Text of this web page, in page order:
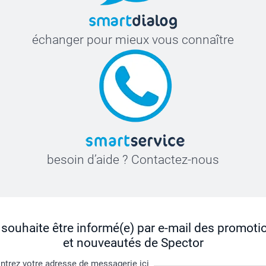
échanger pour mieux vous connaître
besoin d’aide ? Contactez-nous
être informé(e) par e-mail des
et nouveautés de Spector
votre adresse de messagerie ici